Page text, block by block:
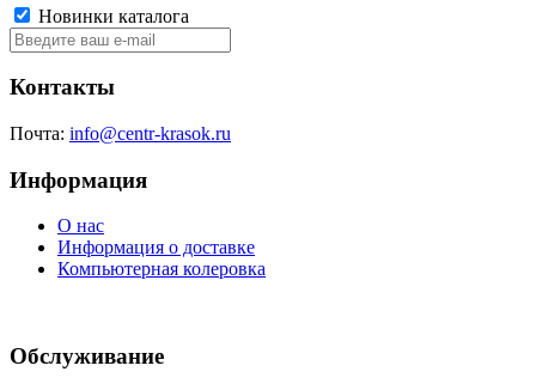
Новинки каталога
Контакты
Почта: info@centr-krasok.ru
Информация
О нас
Информация о доставке
Компьютерная колеровка
Обслуживание